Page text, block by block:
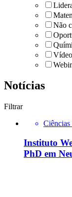
Não
Vídeo
Notícias
Filtrar
Ciências
Instituto
PhD em